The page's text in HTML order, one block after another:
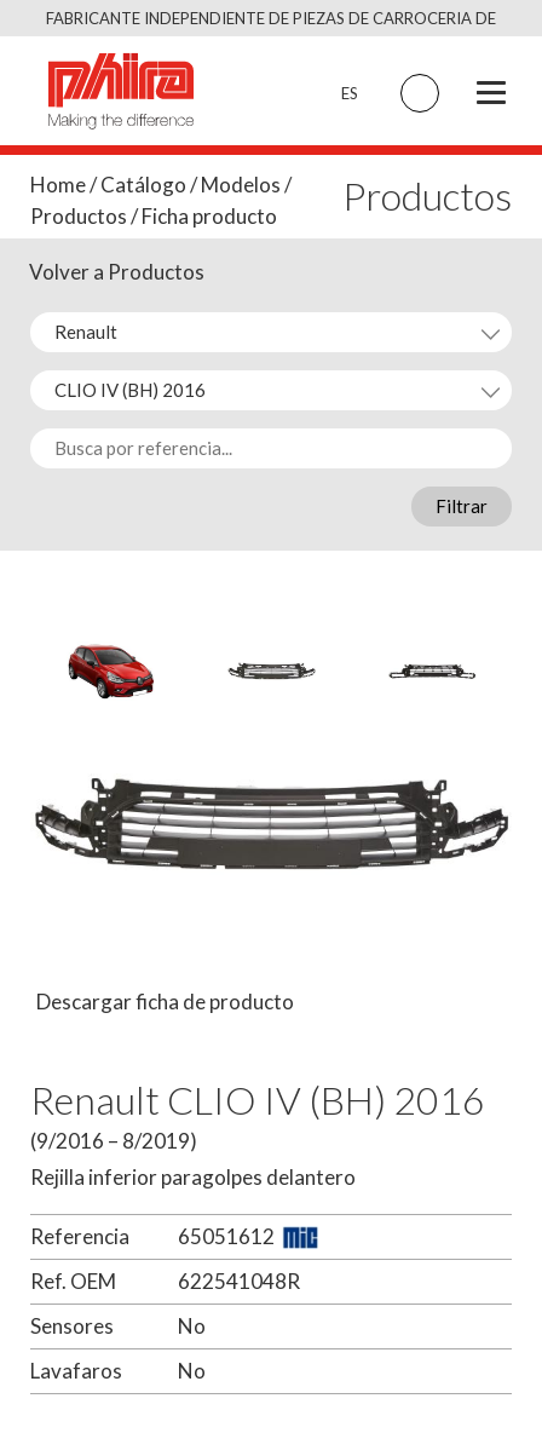
Saltar
FABRICANTE INDEPENDIENTE DE PIEZAS DE CARROCERIA DE
CALIDAD EQUIVALENTE AL ORIGINAL
ES
Home/Catálogo/Modelos/
Productos/ Ficha producto Productos
Volver a Productos
Filtrar
Descargar ficha de producto
Renault CLIO IV (BH) 2016
(9/2016 – 8/2019)
Rejilla inferior paragolpes delantero
Referencia
65051612
Ref. OEM
622541048R
Sensores
No
Lavafaros
No